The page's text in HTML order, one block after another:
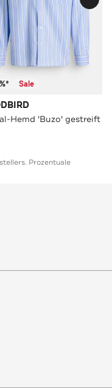
Sale
Hemd 'Buzo' gestreift
Prozentuale